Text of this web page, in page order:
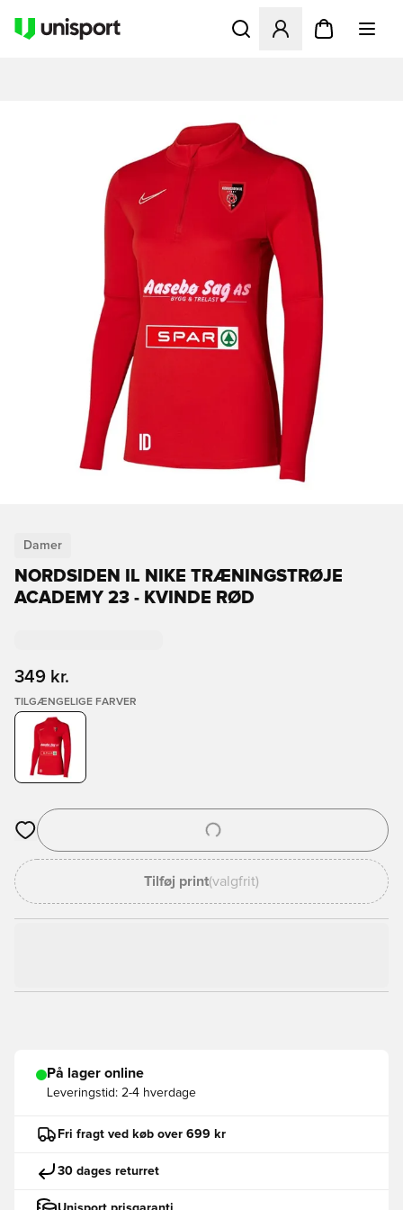
Åbner en Modal til at
Damer
NORDSIDEN IL NIKE TRÆNINGSTRØJE
ACADEMY 23 - KVINDE RØD
349 kr.
TILGÆNGELIGE FARVER
Åbner en Modal til at logge ind eller tilmelde dig som medlem
Tilføj print(valgfrit)
På lager online
Leveringstid: 2-4 hverdage
Fri fragt ved køb over 699 kr
30 dages returret